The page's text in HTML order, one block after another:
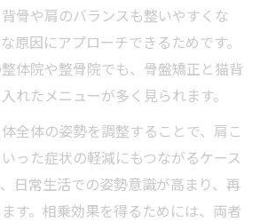
骨や肩のバランスも整いやすくな
原因にアプローチできるためです。
体院や整骨院でも、骨盤矯正と猫背
れたメニューが多く見られます。
全体の姿勢を調整することで、肩こ
った症状の軽減にもつながるケース
日常生活での姿勢意識が高まり、再
す。相乗効果を得るためには、両者